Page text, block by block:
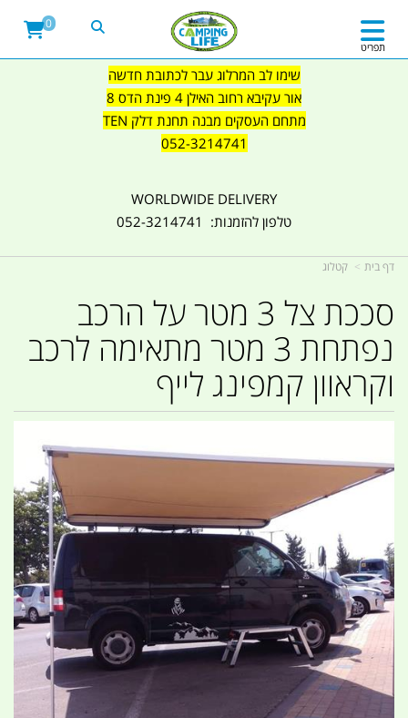
שימו לב המרלוג עבר לכתובת חדשה
אור עקיבא רחוב האילן 4 פינת הדס 8
מתחם העסקים מבנה תחנת דלק TEN
052-3214741
WORLDWIDE DELIVERY
טלפון להזמנות: 052-3214741
תפריט
0
דף בית קטלוג
סככת צל 3 מטר על הרכב
נפתחת 3 מטר מתאימה לרכב
וקראוון קמפינג לייף